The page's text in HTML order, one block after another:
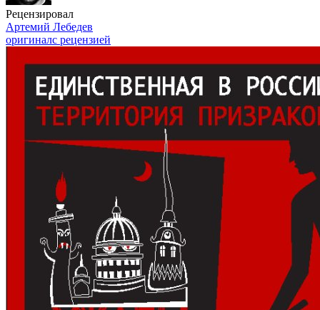
Рецензировал
Артемий Лебедев
оригиналс рецензией